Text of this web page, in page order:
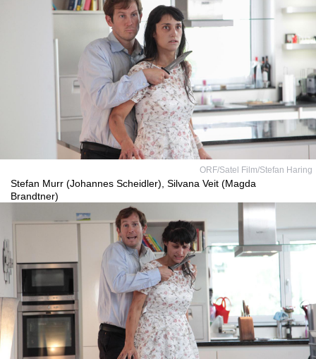
ORF/Satel Film/Stefan Haring
Stefan Murr (Johannes Scheidler), Silvana Veit (Magda
Brandtner)